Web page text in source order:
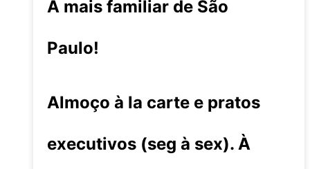
A mais familiar de São
Paulo!
Almoço à la carte e pratos
executivos (seg à sex). À